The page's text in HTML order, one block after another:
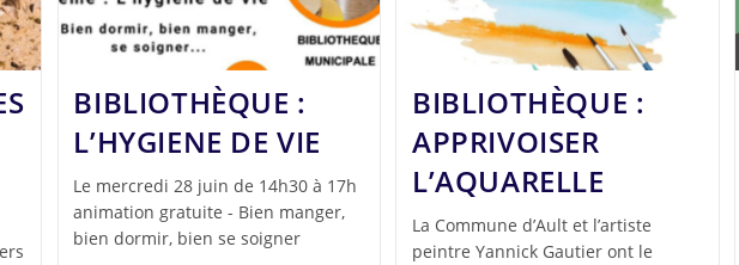
BIBLIOTHÈQUE :
L’HYGIENE DE VIE
Le mercredi 28 juin de 14h30 à 17h
animation gratuite - Bien manger,
bien dormir, bien se soigner
BIBLIOTHÈQUE :
APPRIVOISER
L’AQUARELLE
La Commune d’Ault et l’artiste
peintre Yannick Gautier ont le